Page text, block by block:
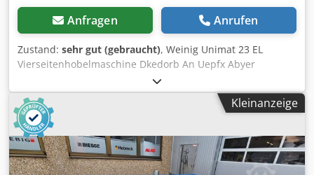
Anfragen Anrufen
Zustand: sehr gut (gebraucht), Weinig Unimat 23 EL
Vierseitenhobelmaschine Dkedorb An Uepfx Abyer
Arbeitsbreite 230mm Arbeitshöhe 160mm Anordnung des
Kopfes: Unten 5,5kw Rechts 4kw Links 5,5kw Rechts 4kw
Oben 11kw Unten 5,5kw Oben 7,5kw Unten 7,5kw
Vorschubgeschwindigkeit über Variator einstellbar 6-
36m/min Vorschub durch Kardanwelle angetrieben Walzen
im Tisch angetrieben Pneumatische Anschläge CE-
zertifiziert Jahr der Herstellung 2003
Kleinanzeige